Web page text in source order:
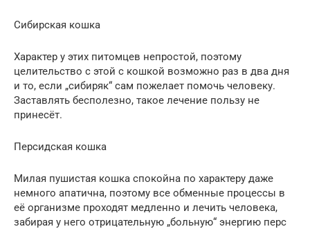
Сибирская кошка
Характер у этих питомцев непростой, поэтому
целительство с этой с кошкой возможно раз в два дня
и то, если „сибиряк“ сам пожелает помочь человеку.
Заставлять бесполезно, такое лечение пользу не
принесёт.
Персидская кошка
Милая пушистая кошка спокойна по характеру даже
немного апатична, поэтому все обменные процессы в
её организме проходят медленно и лечить человека,
забирая у него отрицательную „больную“ энергию перс